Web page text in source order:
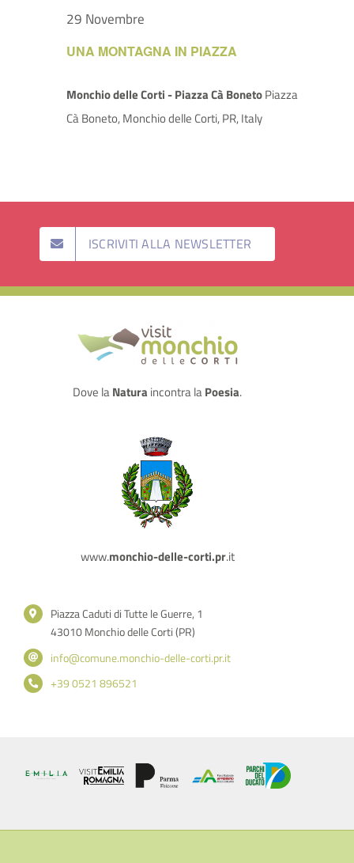
UNA MONTAGNA IN PIAZZA
29 Novembre
Monchio delle Corti - Piazza Cà BonetoPiazza
Cà Boneto, Monchio delle Corti, PR, Italy
ISCRIVITI ALLA NEWSLETTER
Dove laNatura incontra laPoesia.
www.monchio-delle-corti.pr.it
Piazza Caduti di Tutte le Guerre, 1
43010 Monchio delle Corti (PR)
info@comune.monchio-delle-corti.pr.it
+39 0521 896521